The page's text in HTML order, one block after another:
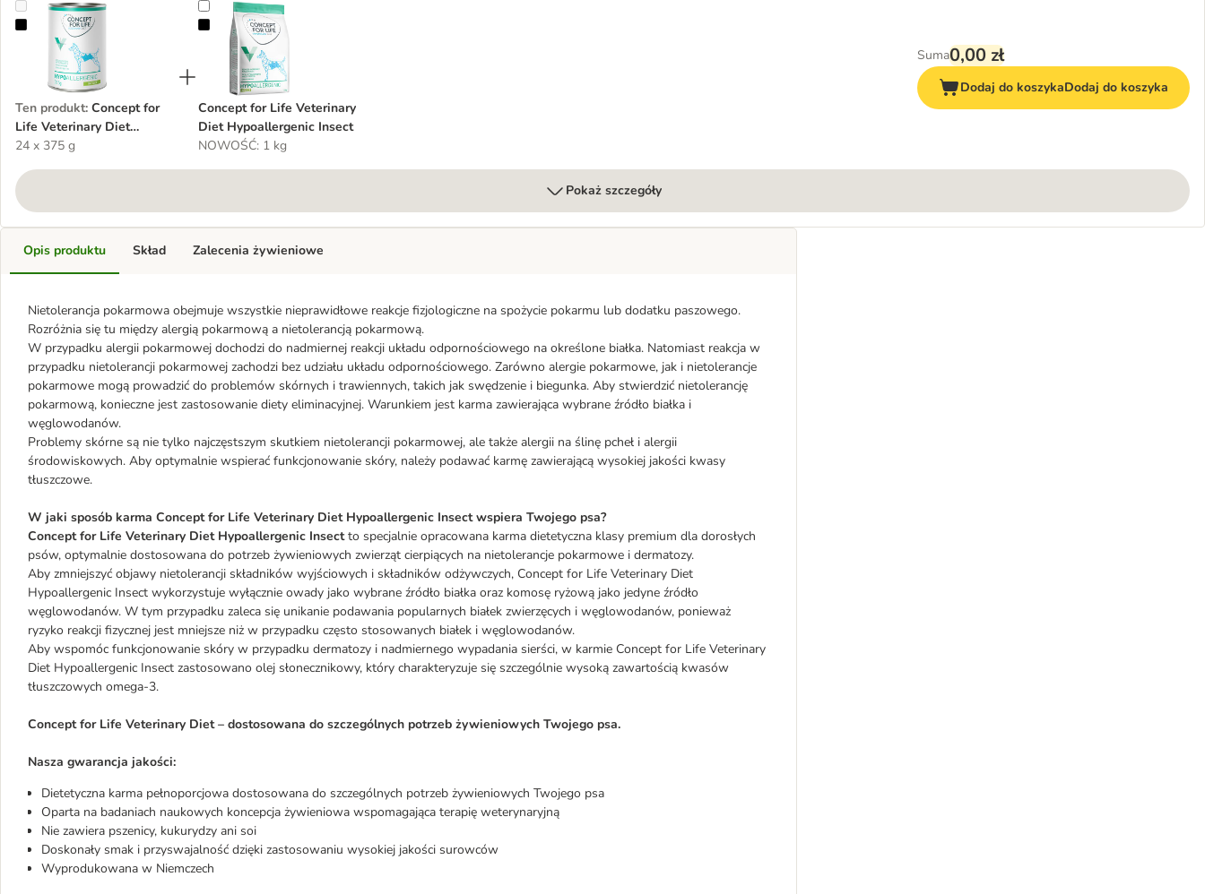
Concept for Life Veterinary Diet Hypoallergenic, owady
Ten produkt: Concept for
Life Veterinary Diet
Hypoallergenic, owady
24 x 375 g
Concept for Life Veterinary Diet Hypoallergenic Insect
Concept for Life Veterinary
Diet Hypoallergenic Insect
NOWOŚĆ: 1 kg
Suma0,00 zł
Dodaj do koszykaDodaj do koszyka
Pokaż szczegóły
Opis produktu
Nietolerancja pokarmowa obejmuje wszystkie nieprawidłowe reakcje fizjologiczne na spożycie pokarmu lub dodatku paszowego.
Rozróżnia się tu między alergią pokarmową a nietolerancją pokarmową.
W przypadku alergii pokarmowej dochodzi do nadmiernej reakcji układu odpornościowego na określone białka. Natomiast reakcja w
przypadku nietolerancji pokarmowej zachodzi bez udziału układu odpornościowego. Zarówno alergie pokarmowe, jak i nietolerancje
pokarmowe mogą prowadzić do problemów skórnych i trawiennych, takich jak swędzenie i biegunka. Aby stwierdzić nietolerancję
pokarmową, konieczne jest zastosowanie diety eliminacyjnej. Warunkiem jest karma zawierająca wybrane źródło białka i
węglowodanów.
Problemy skórne są nie tylko najczęstszym skutkiem nietolerancji pokarmowej, ale także alergii na ślinę pcheł i alergii
środowiskowych. Aby optymalnie wspierać funkcjonowanie skóry, należy podawać karmę zawierającą wysokiej jakości kwasy
tłuszczowe.
W jaki sposób karma Concept for Life Veterinary Diet Hypoallergenic Insect wspiera Twojego psa?
Concept for Life Veterinary Diet Hypoallergenic Insectto specjalnie opracowana karma dietetyczna klasy premium dla dorosłych
psów, optymalnie dostosowana do potrzeb żywieniowych zwierząt cierpiących na nietolerancje pokarmowe i dermatozy.
Aby zmniejszyć objawy nietolerancji składników wyjściowych i składników odżywczych, Concept for Life Veterinary Diet
Hypoallergenic Insect wykorzystuje wyłącznie owady jako wybrane źródło białka oraz komosę ryżową jako jedyne źródło
węglowodanów. W tym przypadku zaleca się unikanie podawania popularnych białek zwierzęcych i węglowodanów, ponieważ
ryzyko reakcji fizycznej jest mniejsze niż w przypadku często stosowanych białek i węglowodanów.
Aby wspomóc funkcjonowanie skóry w przypadku dermatozy i nadmiernego wypadania sierści, w karmie Concept for Life Veterinary
Diet Hypoallergenic Insect zastosowano olej słonecznikowy, który charakteryzuje się szczególnie wysoką zawartością kwasów
tłuszczowych omega-3.
Concept for Life Veterinary Diet – dostosowana do szczególnych potrzeb żywieniowych Twojego psa.
Nasza gwarancja jakości:
Dietetyczna karma pełnoporcjowa dostosowana do szczególnych potrzeb żywieniowych Twojego psa
Oparta na badaniach naukowych koncepcja żywieniowa wspomagająca terapię weterynaryjną
Nie zawiera pszenicy, kukurydzy ani soi
Doskonały smak i przyswajalność dzięki zastosowaniu wysokiej jakości surowców
Wyprodukowana w Niemczech
Skład Zalecenia żywieniowe